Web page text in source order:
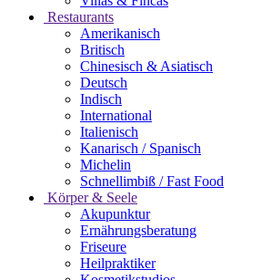
Restaurants
Amerikanisch
Britisch
Chinesisch & Asiatisch
Deutsch
Indisch
International
Italienisch
Kanarisch / Spanisch
Michelin
Schnellimbiß / Fast Food
Körper & Seele
Akupunktur
Ernährungsberatung
Friseure
Heilpraktiker